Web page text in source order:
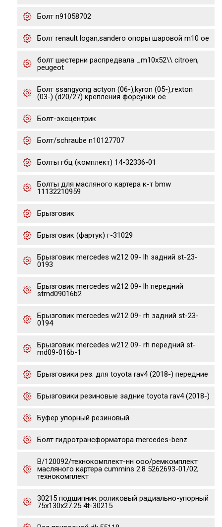
Болт n91058702
Болт renault logan,sandero опоры шаровой m10 oe
болт шестерни распредвала _m10x52\\ citroen,
peugeot
Болт ssangyong actyon (06-),kyron (05-),rexton
(03-) (d20/27) крепления форсунки oe
Болт-эксцентрик
Болт/schraube n10127707
Болты гбц (комплект) 14-32336-01
Болты для масляного картера к-т bmw
11132210959
Брызговик
Брызговик (фартук) г-31029
Брызговик mercedes w212 09- lh задний st-23-
0193
Брызговик mercedes w212 09- lh передний
stmd09016b2
Брызговик mercedes w212 09- rh задний st-23-
0194
Брызговик mercedes w212 09- rh передний st-
md09-016b-1
Брызговики рез. для toyota rav4 (2018-) передние
Брызговики резиновые задние toyota rav4 (2018-)
Буфер упорный резиновый
Бoлт гидpотрансфоpматора mеrcеdеs-bеnz
В/120092/технокомплект-нн ооо/ремкомплект
масляного картера сummins 2.8 5262693-01/02;
технокомплект
30215 подшипник роликовый радиально-упорный
75x130x27.25 4t-30215